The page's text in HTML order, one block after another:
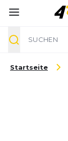
Startseite